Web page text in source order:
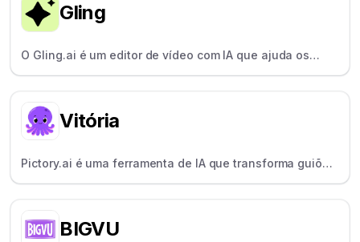
Gling
O Gling.ai é um editor de vídeo com IA que ajuda os
criadores a eliminar rapidamente os silêncios e os erros
Vitória
Pictory.ai é uma ferramenta de IA que transforma guiões
ou vídeos longos em clipes curtos e de marca -
BIGVU